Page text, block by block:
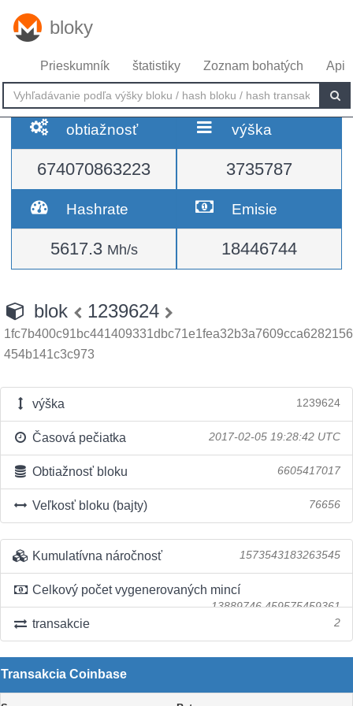
bloky
Prieskumník štatistiky Zoznam bohatých Api
obtiažnosť
674070863223
výška
3735787
Hashrate
5617.3 Mh/s
Emisie
18446744
blok 1239624
1fc7b400c91bc441409331dbc71e1fea32b3a7609cca6282156
454b141c3c973
výška 1239624
Časová pečiatka 2017-02-05 19:28:42 UTC
Obtiažnosť bloku 6605417017
Veľkosť bloku (bajty) 76656
Kumulatívna náročnosť 1573543183263545
Celkový počet vygenerovaných mincí
13889746.459575459361
transakcie 2
Transakcia Coinbase